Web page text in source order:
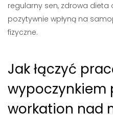
regularny sen, zdrowa dieta
pozytywnie wpłyną na
fizyczne.
Jak łączyć
wypoczynkiem
workation nad